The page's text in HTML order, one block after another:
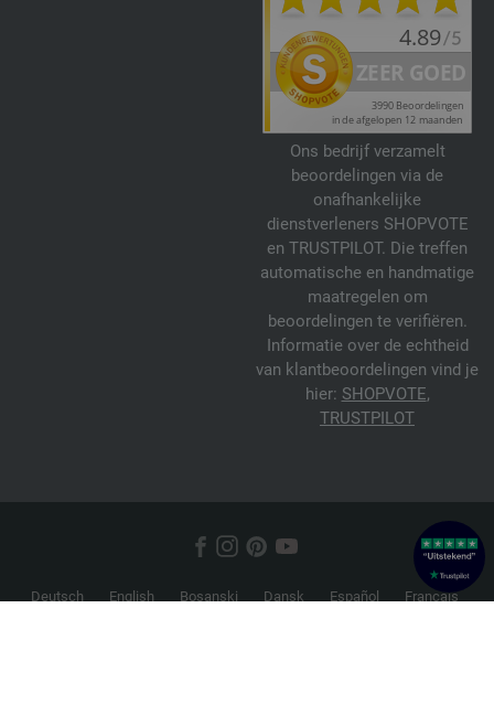
Ons bedrijf verzamelt
beoordelingen via de
onafhankelijke
dienstverleners SHOPVOTE
en TRUSTPILOT. Die treffen
automatische en handmatige
maatregelen om
beoordelingen te verifiëren.
Informatie over de echtheid
van klantbeoordelingen vind je
hier: SHOPVOTE,
TRUSTPILOT
Deutsch English Bosanski Dansk Español
Français